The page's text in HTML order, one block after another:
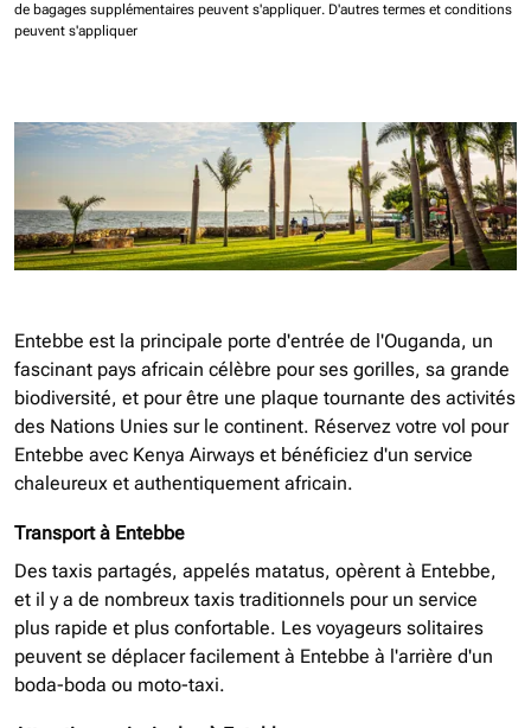
de bagages supplémentaires peuvent s'appliquer. D'autres termes et conditions
peuvent s'appliquer
Entebbe est la principale porte d'entrée de l'Ouganda, un
fascinant pays africain célèbre pour ses gorilles, sa grande
biodiversité, et pour être une plaque tournante des activités
des Nations Unies sur le continent. Réservez votre vol pour
Entebbe avec Kenya Airways et bénéficiez d'un service
chaleureux et authentiquement africain.
Transport à Entebbe
Des taxis partagés, appelés matatus, opèrent à Entebbe,
et il y a de nombreux taxis traditionnels pour un service
plus rapide et plus confortable. Les voyageurs solitaires
peuvent se déplacer facilement à Entebbe à l'arrière d'un
boda-boda ou moto-taxi.